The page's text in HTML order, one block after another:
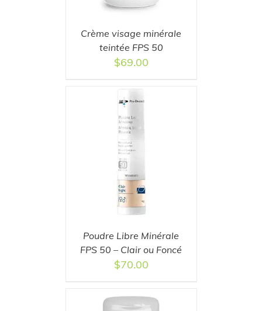
Crème visage minérale
teintée FPS 50
$69.00
Poudre Libre Minérale
FPS 50 – Clair ou Foncé
$70.00